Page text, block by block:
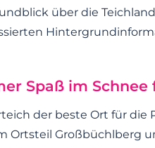
über die
Spaß im
der beste Ort für die
Ortsteil Großbüchlberg